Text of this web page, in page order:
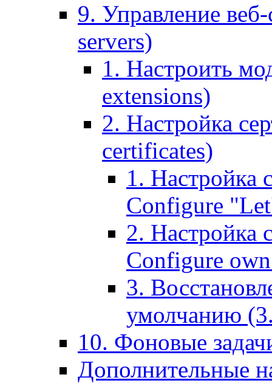
9. Управление
servers)
1. Настроить
extensions)
2. Настройка
certificates)
1. Настройка
Configure
2. Настройка
Configure
3.
умолчанию
10. Фоновые
Дополнительные